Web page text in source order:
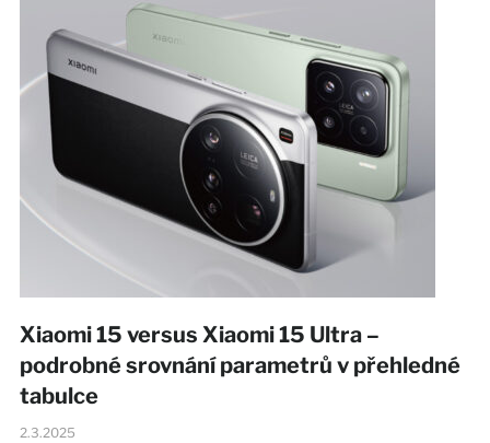
Xiaomi 15 versus Xiaomi 15 Ultra –
podrobné srovnání parametrů v přehledné
tabulce
2.3.2025